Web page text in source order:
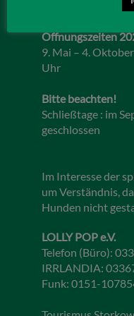
Öffnungszeiten
9. Mai – 4.
Uhr
Bitte beachten!
Schließtage : im
geschlossen
Im Interesse der
um Verständnis,
Hunden nicht
LOLLY POP e.V.
Telefon (Büro):
IRRLANDIA:
Funk: 0151-